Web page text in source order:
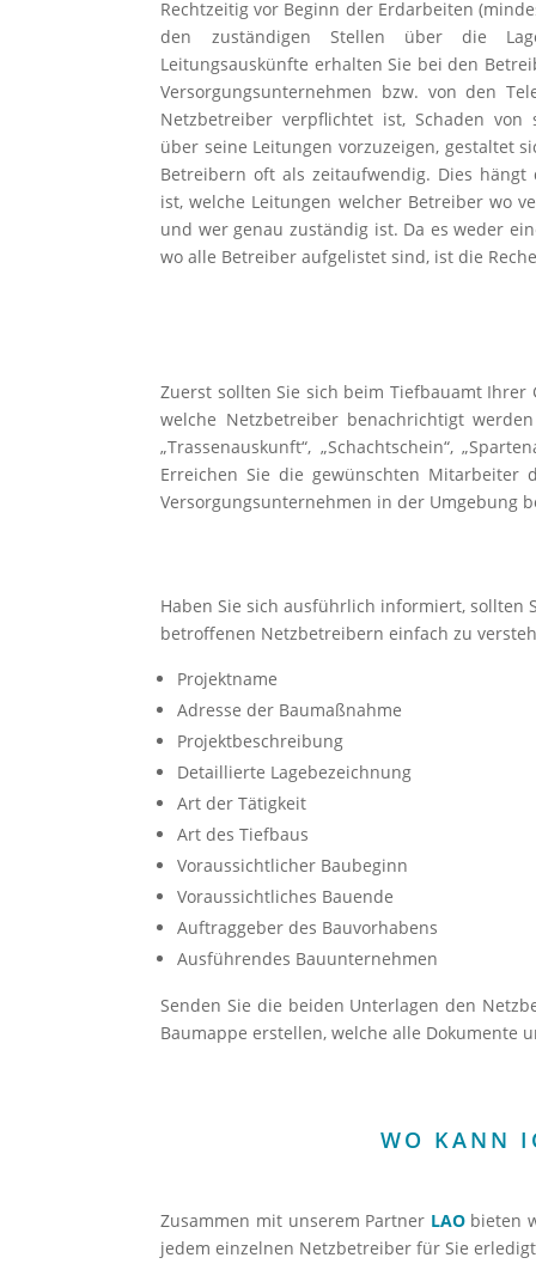
Rechtzeitig vor Beginn der Erdarbeiten
den zuständigen Stellen über die
Leitungsauskünfte erhalten Sie bei den
Versorgungsunternehmen bzw. von den
Netzbetreiber verpflichtet ist, Schaden
über seine Leitungen vorzuzeigen, gestaltet
Betreibern oft als zeitaufwendig. Dies
ist, welche Leitungen welcher Betreiber wo
und wer genau zuständig ist. Da es weder
wo alle Betreiber aufgelistet sind, ist die
Zuerst sollten Sie sich beim Tiefbauamt
welche Netzbetreiber benachrichtigt
„Trassenauskunft“, „Schachtschein“,
Erreichen Sie die gewünschten Mitarbeiter
Versorgungsunternehmen in der Umgebung
Haben Sie sich ausführlich informiert, sollten
betroffenen Netzbetreibern einfach zu
Projektname
Adresse der Baumaßnahme
Projektbeschreibung
Detaillierte Lagebezeichnung
Art der Tätigkeit
Art des Tiefbaus
Voraussichtlicher Baubeginn
Voraussichtliches Bauende
Auftraggeber des Bauvorhabens
Ausführendes Bauunternehmen
Senden Sie die beiden Unterlagen den
Baumappe erstellen, welche alle Dokumente
WO KANN
Zusammen mit unserem Partner LAO bieten
jedem einzelnen Netzbetreiber für Sie